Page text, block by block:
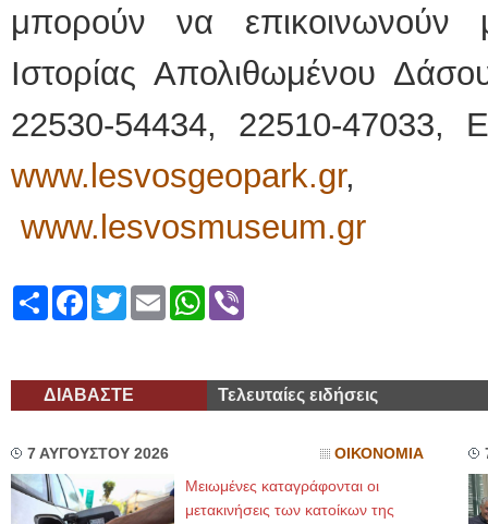
μπορούν να
Ιστορίας Απολιθωμένου
22530-54434, 22510-47033,
www.lesvosgeopark.gr,
www.lesvosmuseum.gr
ShareFacebook
TwitterEmailWhatsApp
ΔΙΑΒΑΣΤΕ Τελευταίες ειδήσεις
7 ΑΥΓΟΥΣΤΟΥ 2026 ΟΙΚΟΝΟΜΙΑ
Μειωμένες καταγράφονται οι
μετακινήσεις των κατοίκων της